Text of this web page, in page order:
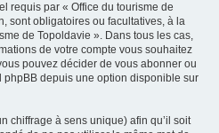
requis par « Office du tourisme de
sont obligatoires ou facultatives, à la
de Topoldavie ». Dans tous les cas,
de votre compte vous souhaitez
pouvez décider de vous abonner ou
depuis une option disponible sur
chiffrage à sens unique) afin qu’il soit